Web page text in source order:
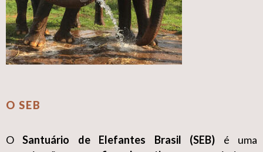
O SEB
OSantuário de Elefantes Brasil (SEB) é uma